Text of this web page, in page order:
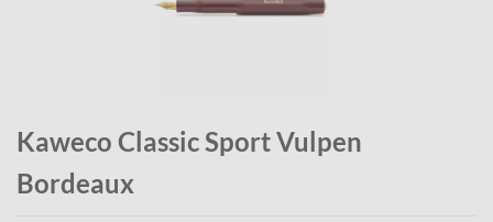
Kaweco Classic Sport Vulpen
Bordeaux